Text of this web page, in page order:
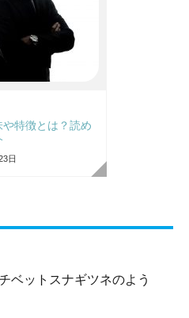
特徴とは？読め
日
ベットスナギツネのよう